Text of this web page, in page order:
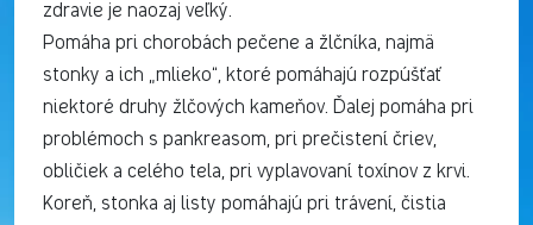
zdravie je naozaj veľký.
Pomáha pri chorobách pečene a žlčníka, najmä
stonky a ich „mlieko“, ktoré pomáhajú rozpúšťať
niektoré druhy žlčových kameňov. Ďalej pomáha pri
problémoch s pankreasom, pri prečistení čriev,
obličiek a celého tela, pri vyplavovaní toxínov z krvi.
Koreň, stonka aj listy pomáhajú pri trávení, čistia